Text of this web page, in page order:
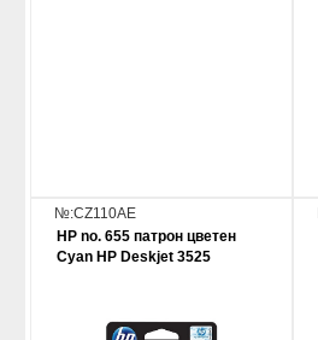
№:CZ110AE
HP no. 655 патрон цветен
Cyan HP Deskjet 3525